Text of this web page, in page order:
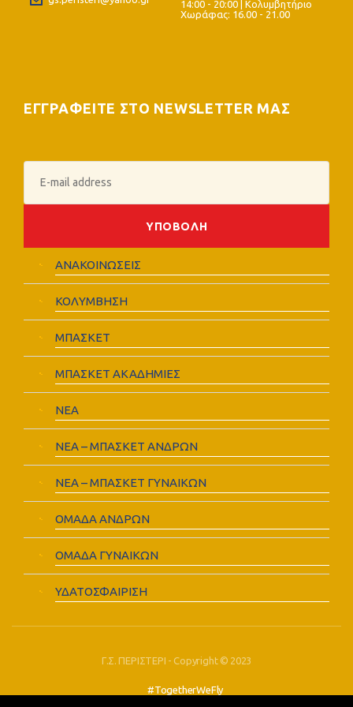
14:00 - 20:00 | Κολυμβητήριο
Χωράφας: 16.00 - 21.00
ΕΓΓΡΑΦΕΙΤΕ ΣΤΟ NEWSLETTER ΜΑΣ
ΑΝΑΚΟΙΝΩΣΕΙΣ
ΚΟΛΥΜΒΗΣΗ
ΜΠΑΣΚΕΤ
ΜΠΑΣΚΕΤ ΑΚΑΔΗΜΙΕΣ
ΝΕΑ
ΝΕΑ – ΜΠΑΣΚΕΤ ΑΝΔΡΩΝ
ΝΕΑ – ΜΠΑΣΚΕΤ ΓΥΝΑΙΚΩΝ
ΟΜΑΔΑ ΑΝΔΡΩΝ
ΟΜΑΔΑ ΓΥΝΑΙΚΩΝ
ΥΔΑΤΟΣΦΑΙΡΙΣΗ
Γ.Σ. ΠΕΡΙΣΤΕΡΙ - Copyright © 2023
#TogetherWeFly